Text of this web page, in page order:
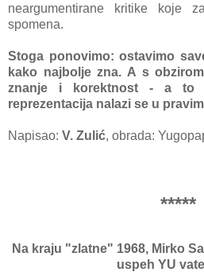
neargumentirane kritike koje
spomena.
Stoga ponovimo: ostavimo
kako najbolje zna. A s
znanje i korektnost - a
reprezentacija nalazi se u
Napisao: V. Zulić, obrada:
*****
Na kraju "zlatne" 1968, Mirko
uspeh YU